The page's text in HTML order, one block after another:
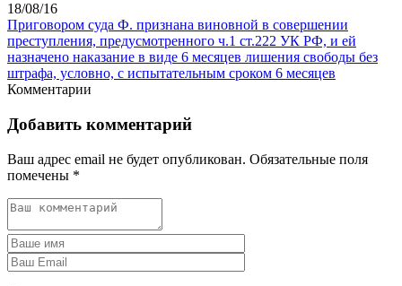
18/08/16
Приговором суда Ф. признана виновной в совершении
преступления, предусмотренного ч.1 ст.222 УК РФ, и ей
назначено наказание в виде 6 месяцев лишения свободы без
штрафа, условно, с испытательным сроком 6 месяцев
Комментарии
Добавить комментарий
Ваш адрес email не будет опубликован. Обязательные поля
помечены *